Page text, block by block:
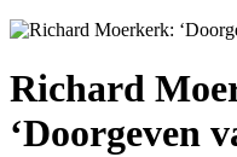
Richard
‘Doorgeven